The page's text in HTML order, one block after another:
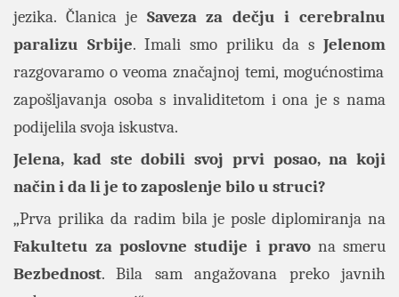
jezika. Članica je Saveza za dečju i cerebralnu
paralizu Srbije. Imali smo priliku da s Jelenom
razgovaramo o veoma značajnoj temi, mogućnostima
zapošljavanja osoba s invaliditetom i ona je s nama
podijelila svoja iskustva.
Jelena, kad ste dobili svoj prvi posao, na koji
način i da li je to zaposlenje bilo u struci?
„Prva prilika da radim bila je posle diplomiranja na
Fakultetu za poslovne studije i pravo na smeru
Bezbednost. Bila sam angažovana preko javnih